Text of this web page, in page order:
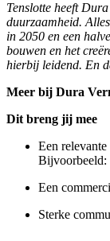
Tenslotte heeft
duurzaamheid.
in 2050 en een
bouwen en het
hierbij leidend. En
Meer bij Dura
Dit breng jij mee
Een
Bijvoorbeeld:
Een
Sterke